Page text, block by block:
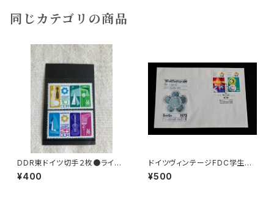
同じカテゴリの商品
DDR東ドイツ切手２枚●ライプ
チヒメッセ
¥400
ドイツヴィンテージFDC学生祭
典b
¥500